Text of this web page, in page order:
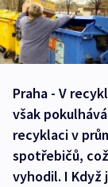
Praha - V
však
recyklaci v
spotřebičů,
vyhodil. I